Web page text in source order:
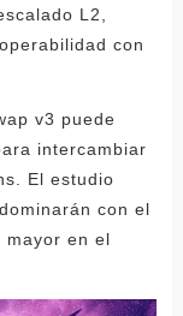
L2,
con
v3 puede
intercambiar
El estudio
con el
mayor en el